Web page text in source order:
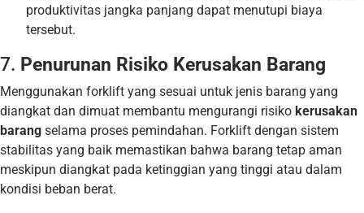
produktivitas jangka panjang dapat menutupi biaya
tersebut.
7. Penurunan Risiko Kerusakan Barang
Menggunakan forklift yang sesuai untuk jenis barang yang
diangkat dan dimuat membantu mengurangi risiko kerusakan
barang selama proses pemindahan. Forklift dengan sistem
stabilitas yang baik memastikan bahwa barang tetap aman
meskipun diangkat pada ketinggian yang tinggi atau dalam
kondisi beban berat.